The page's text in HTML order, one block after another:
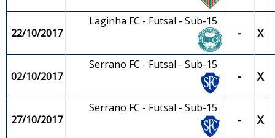
22/10/2017
Laginha FC - Futsal - Sub-15
- X
02/10/2017
Serrano FC - Futsal - Sub-15
- X
27/10/2017
Serrano FC - Futsal - Sub-15
- X